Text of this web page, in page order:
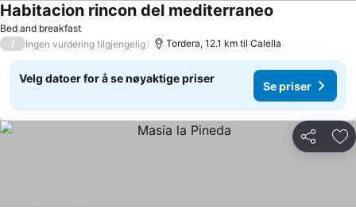
Bed and breakfast
Habitacion rincon del mediterraneo
/ Ingen vurdering tilgjengelig Tordera, 12.1 km til Calella
Velg datoer for å se nøyaktige priser
Se priser
Del